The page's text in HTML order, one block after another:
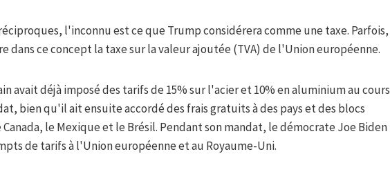
l'inconnu est ce que Trump considérera comme une taxe. Parfois,
dans ce concept la taxe sur la valeur ajoutée (TVA) de l'Union européenne.
avait déjà imposé des tarifs de 15% sur l'acier et 10% en aluminium au cours
bien qu'il ait ensuite accordé des frais gratuits à des pays et des blocs
le Mexique et le Brésil. Pendant son mandat, le démocrate Joe Biden
de tarifs à l'Union européenne et au Royaume-Uni.